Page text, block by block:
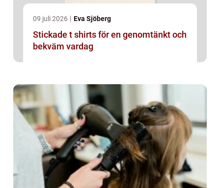
09 juli 2026 Eva Sjöberg
Stickade t shirts för en genomtänkt och
bekväm vardag